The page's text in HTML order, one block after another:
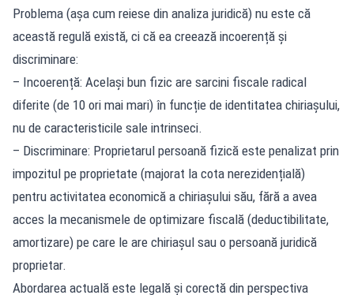
Problema (așa cum reiese din analiza juridică) nu este că
această regulă există, ci că ea creează incoerență și
discriminare:
– Incoerență: Același bun fizic are sarcini fiscale radical
diferite (de 10 ori mai mari) în funcție de identitatea chiriașului,
nu de caracteristicile sale intrinseci.
– Discriminare: Proprietarul persoană fizică este penalizat prin
impozitul pe proprietate (majorat la cota nerezidențială)
pentru activitatea economică a chiriașului său, fără a avea
acces la mecanismele de optimizare fiscală (deductibilitate,
amortizare) pe care le are chiriașul sau o persoană juridică
proprietar.
Abordarea actuală este legală și corectă din perspectiva